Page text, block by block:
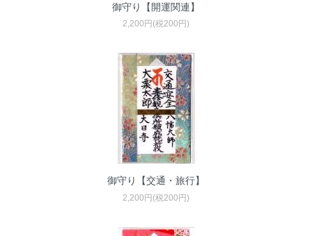
御守り【開運関連】
2,200円(税200円)
御守り【交通・旅行】
2,200円(税200円)